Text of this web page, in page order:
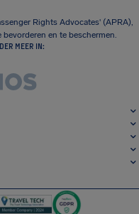
Rights Advocates' (APRA),
en te beschermen.
MEER IN: